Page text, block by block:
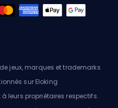
jeux, marques et trademarks
sur Eloking
leurs propriétaires respectifs.